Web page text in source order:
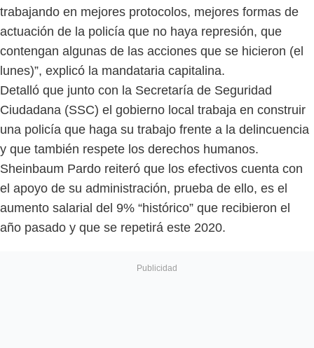
trabajando en mejores protocolos, mejores formas de
actuación de la policía que no haya represión, que
contengan algunas de las acciones que se hicieron (el
lunes)”, explicó la mandataria capitalina.
Detalló que junto con la Secretaría de Seguridad
Ciudadana (SSC) el gobierno local trabaja en construir
una policía que haga su trabajo frente a la delincuencia
y que también respete los derechos humanos.
Sheinbaum Pardo reiteró que los efectivos cuenta con
el apoyo de su administración, prueba de ello, es el
aumento salarial del 9% “histórico” que recibieron el
año pasado y que se repetirá este 2020.